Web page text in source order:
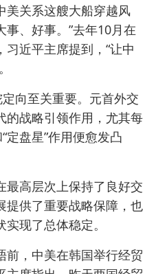
美关系这艘大船穿越风
、好事。”去年10月在
近平主席提到，“让中
向至关重要。元首外交
的战略引领作用，尤其每
定盘星”作用便愈发凸
高层次上保持了良好交
提供了重要战略保障，也
现了总体稳定。
，中美在韩国举行经贸